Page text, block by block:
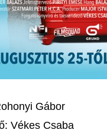
Gábor
Vékes Csaba